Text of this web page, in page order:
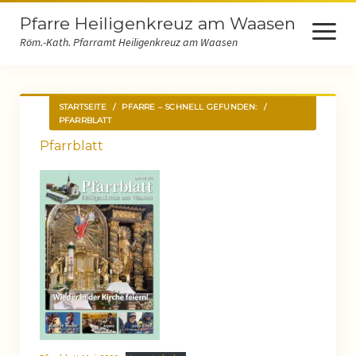
Pfarre Heiligenkreuz am Waasen
Röm.-Kath. Pfarramt Heiligenkreuz am Waasen
open
menu
Startseite
Pfarre – schnell gefunden:
Pastoral
Begräbnis
Kirchliche Trauung
Messfeiern
STARTSEITE / PFARRE – SCHNELL GEFUNDEN:
/
PFARRBLATT
Pfarrblatt